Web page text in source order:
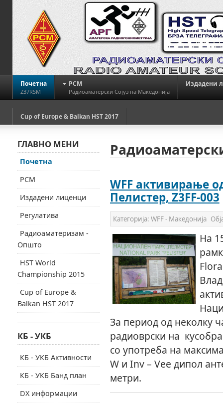
Почетна
Z37RSM
РСМ
Радиоаматерски Сојуз на Македонија
Издадени
Cup of Europe & Balkan HST 2017
WFF активирање
Пелистер, Z3FF-003
Категорија: WFF - Македонија
На
За период од неколку
радиоврски на
со употреба на
W и Inv – Vee дипол
метри.
ГЛАВНО МЕНИ
Почетна
РСМ
Издадени лиценци
Регулатива
Радиоаматеризам -
Општо
HST World
Championship 2015
Cup of Europe &
Balkan HST 2017
КБ - УКБ
КБ - УКБ Активности
КБ - УКБ Банд план
DX информации